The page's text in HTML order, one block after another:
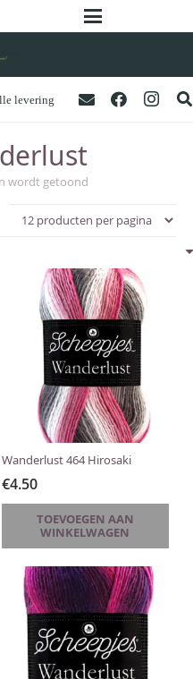
levering
wordt getoond
Wanderlust 464 Hirosaki
€4.50
TOEVOEGEN AAN
WINKELWAGEN